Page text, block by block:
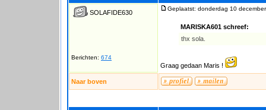
SOLAFIDE630
Berichten: 674
Geplaatst: donderdag 10
MARISKA601 schreef:
thx sola.
Graag gedaan Maris !
Naar boven